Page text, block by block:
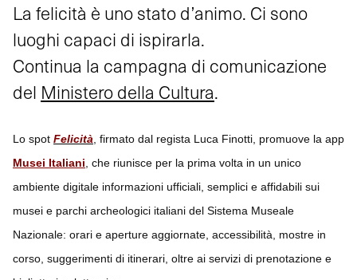
La felicità è uno stato d’animo. Ci sono
luoghi capaci di ispirarla.
Continua la campagna di comunicazione
del Ministero della Cultura.
Lo spot Felicità, firmato dal regista Luca Finotti, promuove la app
Musei Italiani, che riunisce per la prima volta in un unico
ambiente digitale informazioni ufficiali, semplici e affidabili sui
musei e parchi archeologici italiani del Sistema Museale
Nazionale: orari e aperture aggiornate, accessibilità, mostre in
corso, suggerimenti di itinerari, oltre ai servizi di prenotazione e